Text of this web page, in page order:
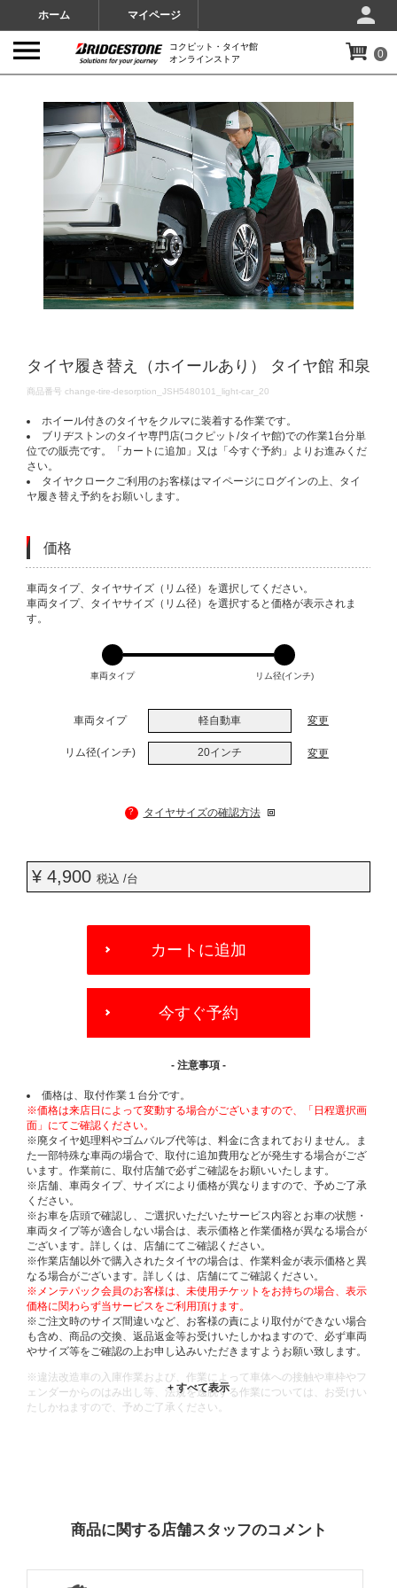
ホーム マイページ
コクピット・タイヤ館
オンラインストア
0
タイヤ履き替え（ホイールあり） タイヤ館 和泉
DETAILS
商品番号 change-tire-desorption_JSH5480101_light-car_20
ホイール付きのタイヤをクルマに装着する作業です。
ブリヂストンのタイヤ専門店(コクピット/タイヤ館)での作業1台分単
位での販売です。「カートに追加」又は「今すぐ予約」よりお進みくだ
さい。
タイヤクロークご利用のお客様はマイページにログインの上、タイ
ヤ履き替え予約をお願いします。
価格
VARIATIONS
車両タイプ、タイヤサイズ（リム径）を選択してください。
車両タイプ、タイヤサイズ（リム径）を選択すると価格が表示されま
す。
車両タイプ リム径(インチ)
車両タイプ 軽自動車 変更
リム径(インチ) 20インチ 変更
? タイヤサイズの確認方法
¥ 4,900 税込 /台
OPTIONS
カートに追加
今すぐ予約
- 注意事項 -
価格は、取付作業１台分です。
※価格は来店日によって変動する場合がございますので、「日程選択画
面」にてご確認ください。
※廃タイヤ処理料やゴムバルブ代等は、料金に含まれておりません。ま
た一部特殊な車両の場合で、取付に追加費用などが発生する場合がござ
います。作業前に、取付店舗で必ずご確認をお願いいたします。
※店舗、車両タイプ、サイズにより価格が異なりますので、予めご了承
ください。
※お車を店頭で確認し、ご選択いただいたサービス内容とお車の状態・
車両タイプ等が適合しない場合は、表示価格と作業価格が異なる場合が
ございます。詳しくは、店舗にてご確認ください。
※作業店舗以外で購入されたタイヤの場合は、作業料金が表示価格と異
なる場合がございます。詳しくは、店舗にてご確認ください。
※メンテパック会員のお客様は、未使用チケットをお持ちの場合、表示
価格に関わらず当サービスをご利用頂けます。
※ご注文時のサイズ間違いなど、お客様の責により取付ができない場合
も含め、商品の交換、返品返金等お受けいたしかねますので、必ず車両
やサイズ等をご確認の上お申し込みいただきますようお願い致します。
※違法改造車の入庫作業および、作業によって車体への接触や車枠やフ
ェンダーからのはみ出し等、法規を逸脱する作業については、お受けい
たしかねますので、予めご了承ください。
商品に関する店舗スタッフのコメント